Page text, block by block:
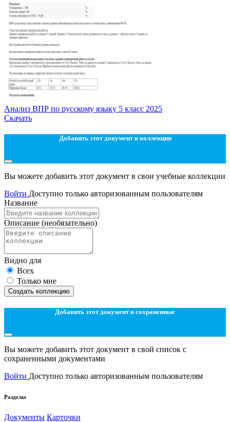
Анализ ВПР по русскому языку 5 класс 2025
Скачать
Добавить этот документ в коллекции
Вы можете добавить этот документ в свои учебные коллекции
Войти Доступно только авторизованным пользователям
Название
Описание (необязательно)
Видно для
Всех
Только мне
Создать коллекцию
Добавить этот документ в сохраненные
Вы можете добавить этот документ в свой список с
сохраненными документами
Войти Доступно только авторизованным пользователям
Разделы
Документы Карточки